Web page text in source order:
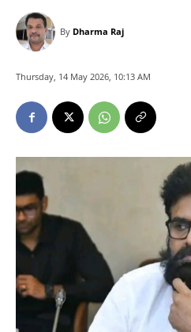
By Dharma Raj
Thursday, 14 May 2026, 10:13 AM